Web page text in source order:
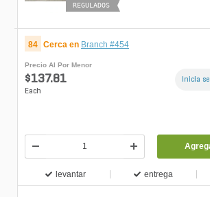
REGULADOS
84 Cerca en Branch #454
Precio Al Por Menor
$137.81
Each
Inicia
levantar entrega